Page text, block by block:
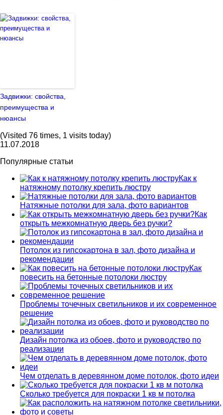
Задвижки: свойства,
преимущества и
нюансы
(Visited 76 times, 1 visits today)
11.07.2018
Популярные статьи
Как к
натяжному потолку крепить люстру
Натяжные потолки для зала, фото вариантов
Как
открыть межкомнатную дверь без ручки?
Потолок из гипсокартона в зал, фото дизайна и
рекомендации
Как
повесить на бетонные потолоки люстру
Проблемы точечных светильников и их современное
решение
Дизайн потолка из обоев, фото и руководство по
реализации
Чем отделать в деревянном доме потолок, фото идеи
Сколько требуется для покраски 1 кв м потолка